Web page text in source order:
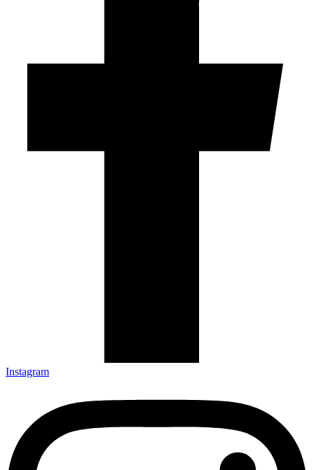
Instagram